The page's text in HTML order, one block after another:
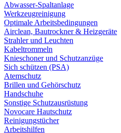
Abwasser-Spaltanlage
Werkzeugreinigung
Optimale Arbeitsbedingungen
Airclean, Bautrockner & Heizgeräte
Strahler und Leuchten
Kabeltrommeln
Knieschoner und Schutzanzüge
Sich schützen (PSA)
Atemschutz
Brillen und Gehörschutz
Handschuhe
Sonstige Schutzausrüstung
Novocare Hautschutz
Reinigungstücher
Arbeitshilfen